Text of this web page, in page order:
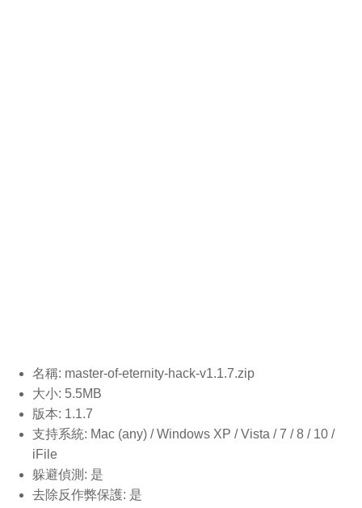
名稱: master-of-eternity-hack-v1.1.7.zip
大小: 5.5MB
版本: 1.1.7
支持系統: Mac (any) / Windows XP / Vista / 7 / 8 / 10 /
iFile
躲避偵測: 是
去除反作弊保護: 是